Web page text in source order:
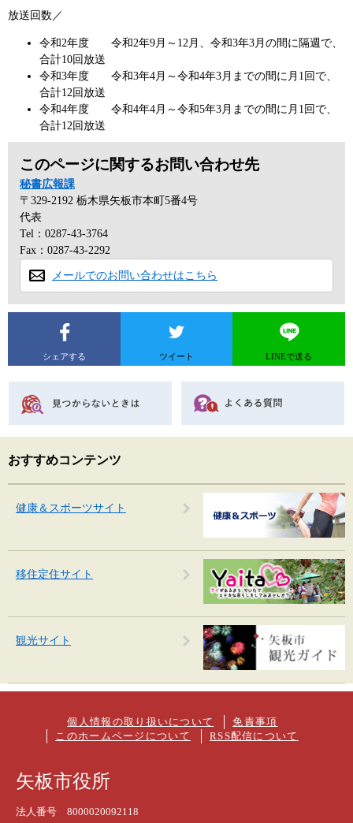
放送回数／
令和2年度 令和2年9月～12月、令和3年3月の間に隔週で、
合計10回放送
令和3年度 令和3年4月～令和4年3月までの間に月1回で、
合計12回放送
令和4年度 令和4年4月～令和5年3月までの間に月1回で、
合計12回放送
このページに関するお問い合わせ先
秘書広報課
〒329-2192 栃木県矢板市本町5番4号
代表
Tel：0287-43-3764
Fax：0287-43-2292
メールでのお問い合わせはこちら
シェアする ツイート LINEで送る
おすすめコンテンツ
健康＆スポーツサイト
移住定住サイト
観光サイト
個人情報の取り扱いについて
免責事項
このホームページについて
RSS配信について
矢板市役所
法人番号 8000020092118